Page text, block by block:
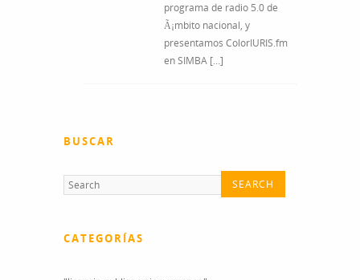
programa de radio 5.0 de
Ã¡mbito nacional, y
presentamos ColorIURIS.fm
en SIMBA […]
BUSCAR
CATEGORÍAS